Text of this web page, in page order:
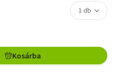
Kosárba